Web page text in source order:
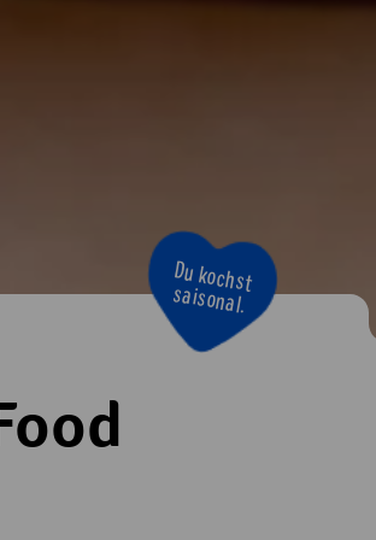
Du kochst
saisonal.